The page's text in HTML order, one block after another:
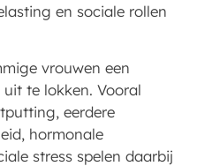
en sociale rollen
vrouwen een
te lokken. Vooral
eerdere
hormonale
stress spelen daarbij